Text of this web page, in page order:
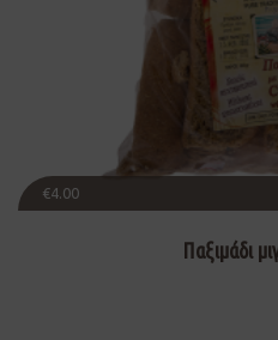
€4.00
Παξιμάδι